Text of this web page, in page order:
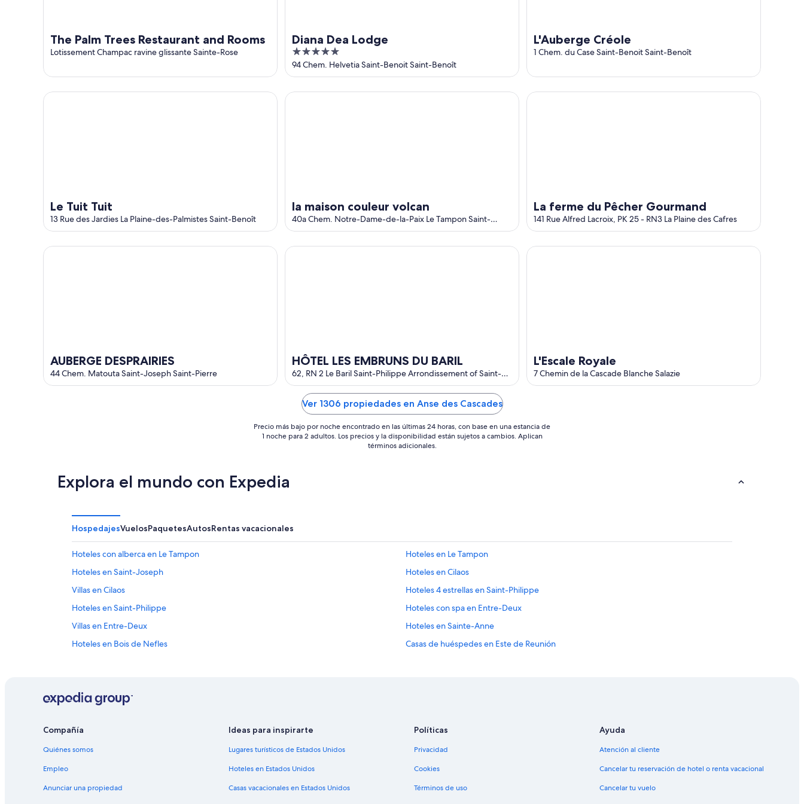
The Palm Trees Restaurant and Rooms
Lotissement Champac ravine glissante Sainte-Rose
Diana Dea Lodge
5
out
of
5
94 Chem. Helvetia Saint-Benoit Saint-Benoît
L'Auberge Créole
1 Chem. du Case Saint-Benoit Saint-Benoît
Le Tuit Tuit
13 Rue des Jardies La Plaine-des-Palmistes Saint-Benoît
Le Tuit Tuit
la maison couleur volcan
40a Chem. Notre-Dame-de-la-Paix Le Tampon Saint-
Pierre
la maison couleur volcan
La ferme du Pêcher Gourmand
141 Rue Alfred Lacroix, PK 25 - RN3 La Plaine des Cafres
La ferme du Pêcher Gourmand
AUBERGE DESPRAIRIES
44 Chem. Matouta Saint-Joseph Saint-Pierre
AUBERGE DESPRAIRIES
HÔTEL LES EMBRUNS DU BARIL
62, RN 2 Le Baril Saint-Philippe Arrondissement of Saint-
Pierre
HÔTEL LES EMBRUNS DU BARIL
L'Escale Royale
7 Chemin de la Cascade Blanche Salazie
L'Escale Royale
Ver 1306 propiedades en Anse des Cascades
Precio más bajo por noche encontrado en las últimas 24 horas, con base en una estancia de
1 noche para 2 adultos. Los precios y la disponibilidad están sujetos a cambios. Aplican
términos adicionales.
Explora el mundo con Expedia
HospedajesVuelosPaquetesAutosRentas vacacionales
Hoteles con alberca en Le Tampon
Hoteles en Le Tampon
Hoteles en Saint-Joseph
Hoteles en Cilaos
Villas en Cilaos
Hoteles 4 estrellas en Saint-Philippe
Hoteles en Saint-Philippe
Hoteles con spa en Entre-Deux
Villas en Entre-Deux
Hoteles en Sainte-Anne
Hoteles en Bois de Nefles
Casas de huéspedes en Este de Reunión
Hoteles para bodas en Petite-Île
Hoteles en Sainte-Suzanne
Hoteles en Saint-Louis
Apart-Hoteles en Hell-Bourg
Hoteles en Hell-Bourg
Hoteles en Le Brûlé
Hoteles en Saint-André
Villas en Saint-André
Compañía
Quiénes somos
Empleo
Anunciar una propiedad
Ideas para inspirarte
Lugares turísticos de Estados Unidos
Hoteles en Estados Unidos
Casas vacacionales en Estados Unidos
Políticas
Privacidad
Cookies
Términos de uso
Ayuda
Atención al cliente
Cancelar tu reservación de hotel o renta vacacional
Cancelar tu vuelo